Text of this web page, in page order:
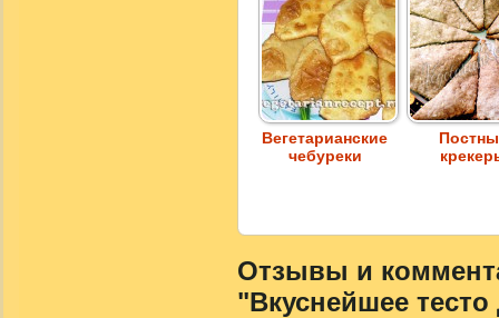
Вегетарианские
чебуреки
Отзывы и
"Вкуснейшее